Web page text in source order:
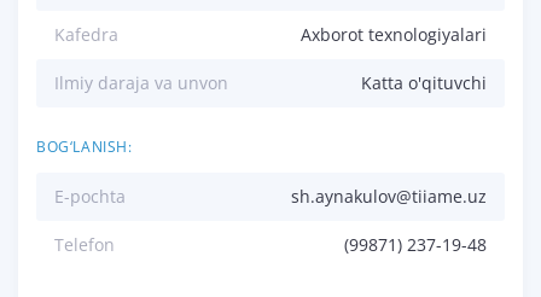
Kafedra Axborot texnologiyalari
Ilmiy daraja va unvon Katta o'qituvchi
BOG‘LANISH:
E-pochta sh.aynakulov@tiiame.uz
Telefon (99871) 237-19-48